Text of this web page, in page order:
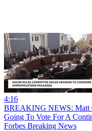
4:16
BREAKING NEWS: Matt
Going To Vote For A
Forbes Breaking News